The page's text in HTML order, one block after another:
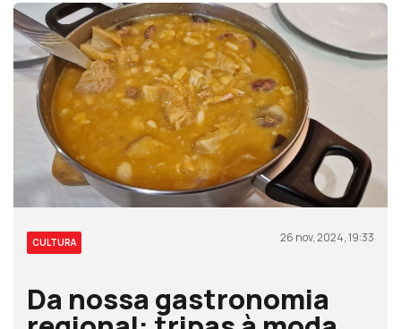
CULTURA 26 nov, 2024, 19:33
Da nossa gastronomia